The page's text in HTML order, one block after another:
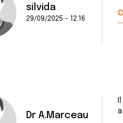
silvida
29/09/2025 - 12:16
Dr A.Marceau